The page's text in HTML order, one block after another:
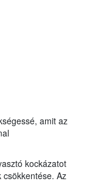
amit az
kockázatot
Az